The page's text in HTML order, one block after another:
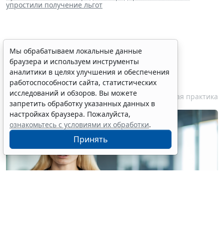
упростили получение льгот
Персональные данные
медработника недопустимо
публиковать без его согласия
7 августа 2026 18:27 Судебная практика
Мы обрабатываем локальные данные
браузера и используем инструменты
аналитики в целях улучшения и обеспечения
работоспособности сайта, статистических
исследований и обзоров. Вы можете
запретить обработку указанных данных в
настройках браузера. Пожалуйста,
ознакомьтесь с условиями их обработки.
Принять